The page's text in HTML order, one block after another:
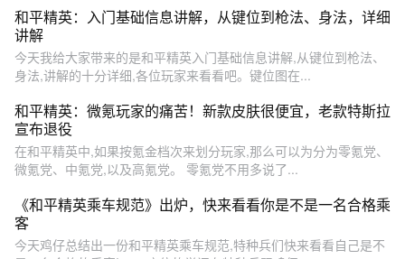
和平精英：入门基础信息讲解，从键位到枪法、身法，详细
讲解
今天我给大家带来的是和平精英入门基础信息讲解,从键位到枪法、
身法,讲解的十分详细,各位玩家来看看吧。键位图在...
和平精英：微氪玩家的痛苦！新款皮肤很便宜，老款特斯拉
宣布退役
在和平精英中,如果按氪金档次来划分玩家,那么可以为分为零氪党、
微氪党、中氪党,以及高氪党。 零氪党不用多说了...
《和平精英乘车规范》出炉，快来看看你是不是一名合格乘
客
今天鸡仔总结出一份和平精英乘车规范,特种兵们快来看看自己是不